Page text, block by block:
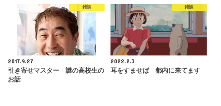
雑談
2017.9.27
引き寄せマスター 謎の高校生の
お話
雑談
2022.2.3
耳をすませば 都内に来てます